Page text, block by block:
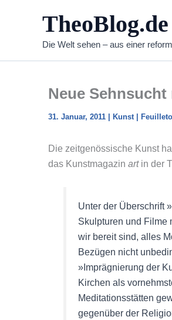
TheoBlog.de
Die Welt sehen – aus einer
Neue
31. Januar, 2011 Kunst|
Die zeitgenössische Kunst
das Kunstmagazin artin der
Unter der Überschrift
Skulpturen und Filme
wir bereit sind, alles
Bezügen nicht
»Imprägnierung der
Kirchen als
Meditationsstätten
gegenüber der